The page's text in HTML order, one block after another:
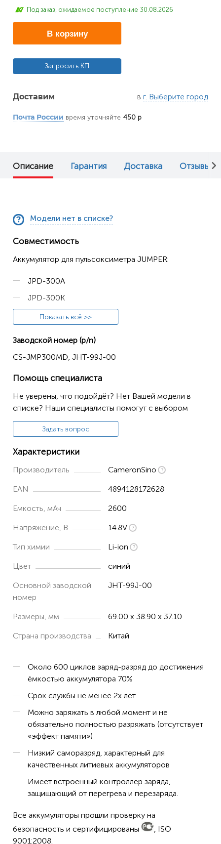
Под заказ, ожидаемое поступление 30.08.2026
В корзину
Запросить КП
Доставим в г. Выберите город
Почта России время уточняйте 450 р
Описание Гарантия Доставка Отзывы (0)
Модели нет в списке?
Совместимость
Аккумулятор для пульсoксиметpа JUMPER:
JPD-300A
JPD-300K
JPD-300P
Показать всё >>
Заводской номер (p/n)
CS-JMP300MD, JHT-99J-00
Помощь специалиста
Не уверены, что подойдёт? Нет Вашей модели в
списке? Наши специалисты помогут с выбором
Задать вопрос
Характеристики
Производитель CameronSino
EAN 4894128172628
Емкость, мАч 2600
Напряжение, В 14.8V
Тип химии Li-ion
Цвет синий
Основной заводской
номер
JHT-99J-00
Размеры, мм 69.00 x 38.90 x 37.10
Страна производства Китай
Около 600 циклов заряд-разряд до достижения
ёмкостью аккумулятора 70%
Срок службы не менее 2х лет
Можно заряжать в любой момент и не
обязательно полностью разряжать (отсутствует
«эффект памяти»)
Низкий саморазряд, характерный для
качественных литиевых аккумуляторов
Имеет встроенный контроллер заряда,
защищающий от перегрева и перезаряда.
Все аккумуляторы прошли проверку на
безопасность и сертифицированы
, ISO
9001:2008.